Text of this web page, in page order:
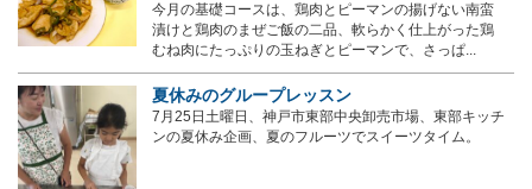
今月の基礎コースは、鶏肉とピーマンの揚げない南蛮
漬けと鶏肉のまぜご飯の二品、軟らかく仕上がった鶏
むね肉にたっぷりの玉ねぎとピーマンで、さっぱ...
夏休みのグループレッスン
7月25日土曜日、神戸市東部中央卸売市場、東部キッチ
ンの夏休み企画、夏のフルーツでスイーツタイム。